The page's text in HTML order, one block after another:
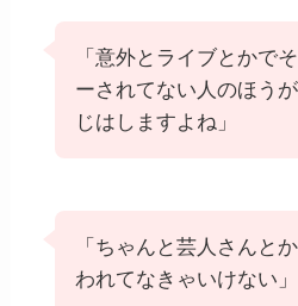
「意外とライブとかで
ーされてない人のほう
じはしますよね」
「ちゃんと芸人さんと
われてなきゃいけない」